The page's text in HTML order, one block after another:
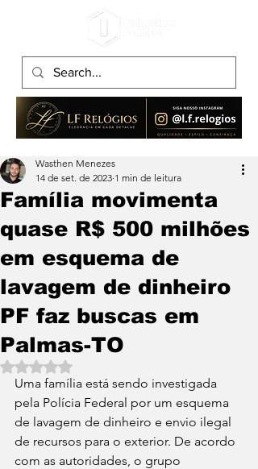
Família movimenta
quase R$ 500 milhões
em esquema de
lavagem de dinheiro
PF faz buscas em
Palmas-TO
Wasthen Menezes
14 de set. de 2023 1 min de leitura
Avaliado com NaN de 5 estrelas.
Uma família está sendo investigada
pela Polícia Federal por um esquema
de lavagem de dinheiro e envio ilegal
de recursos para o exterior. De acordo
com as autoridades, o grupo